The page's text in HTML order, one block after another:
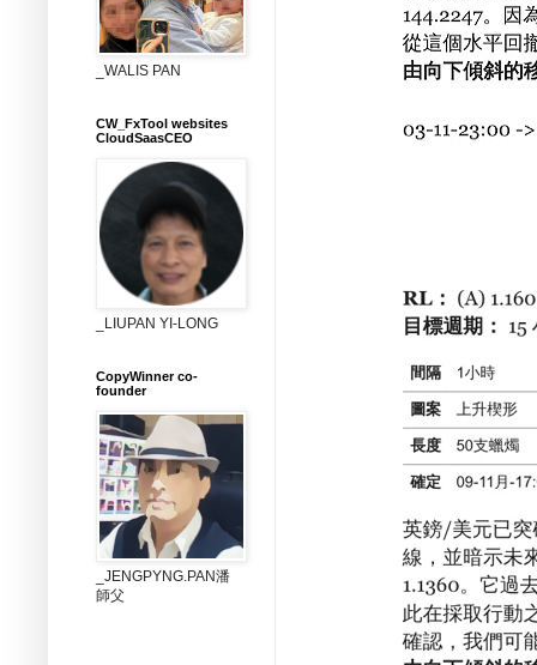
_WALIS PAN
CW_FxTool websites
CloudSaasCEO
_LIUPAN YI-LONG
CopyWinner co-
founder
_JENGPYNG.PAN潘
師父